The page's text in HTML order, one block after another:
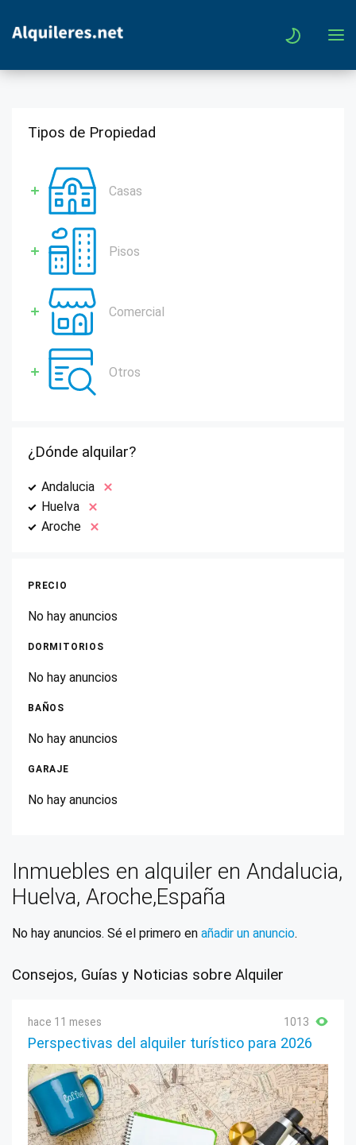
Tipos de Propiedad
Casas
Pisos
Comercial
Otros
¿Dónde alquilar?
Andalucia
Huelva
Aroche
PRECIO
No hay anuncios
DORMITORIOS
No hay anuncios
BAÑOS
No hay anuncios
GARAJE
No hay anuncios
Inmuebles en alquiler en Andalucia,
Huelva, Aroche,España
No hay anuncios. Sé el primero en añadir un anuncio.
Consejos, Guías y Noticias sobre Alquiler
hace 11 meses 1013
Perspectivas del alquiler turístico para 2026